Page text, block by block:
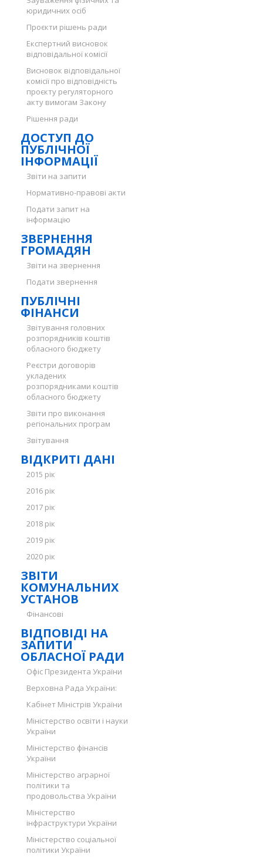
юридичних осіб
Проєкти рішень ради
Експертний висновок
відповідальної комісії
Висновок відповідальної
комісії про відповідність
проєкту регуляторного
акту вимогам Закону
Рішення ради
ДОСТУП ДО
ПУБЛІЧНОЇ
ІНФОРМАЦІЇ
Звіти на запити
Нормативно-правові акти
Подати запит на
інформацію
ЗВЕРНЕННЯ
ГРОМАДЯН
Звіти на звернення
Подати звернення
ПУБЛІЧНІ
ФІНАНСИ
Звітування головних
розпорядників коштів
обласного бюджету
Реєстри договорів
укладених
розпорядниками коштів
обласного бюджету
Звіти про виконання
регіональних програм
Звітування
ВІДКРИТІ ДАНІ
2015 рік
2016 рік
2017 рік
2018 рік
2019 рік
2020 рік
ЗВІТИ
КОМУНАЛЬНИХ
УСТАНОВ
Фінансові
ВІДПОВІДІ НА
ЗАПИТИ
ОБЛАСНОЇ РАДИ
Офіс Президента України
Верховна Рада України:
Кабінет Міністрів України
Міністерство освіти і науки
України
Міністерство фінансів
України
Міністерство аграрної
політики та
продовольства України
Міністерство
інфраструктури України
Міністерство соціальної
політики України